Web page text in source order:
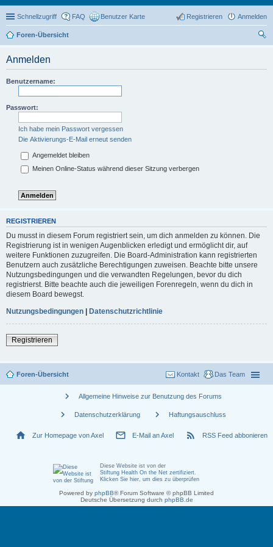
Schnellzugriff FAQ Benutzer Karte Anmelden
Registrieren
Foren-Übersicht
Anmelden
Benutzername:
Passwort:
Ich habe mein Passwort vergessen
Die Aktivierungs-E-Mail erneut senden
Angemeldet bleiben
Meinen Online-Status während dieser Sitzung verbergen
REGISTRIEREN
Du musst in diesem Forum registriert sein, um dich anmelden zu können. Die
Registrierung ist in wenigen Augenblicken erledigt und ermöglicht dir, auf
weitere Funktionen zuzugreifen. Die Board-Administration kann registrierten
Benutzern auch zusätzliche Berechtigungen zuweisen. Beachte bitte unsere
Nutzungsbedingungen und die verwandten Regelungen, bevor du dich
registrierst. Bitte beachte auch die jeweiligen Forenregeln, wenn du dich in
diesem Board bewegst.
Nutzungsbedingungen | Datenschutzrichtlinie
Registrieren
Foren-Übersicht Das Team
Kontakt
chevron_right Allgemeine Hinweise zur Benutzung des Forums
chevron_right Datenschutzerklärung chevron_right Haftungsauschluss
home Zur Homepage von Axel mail_outline E-Mail an Axel rss_feed RSS Feed abbonieren
Diese Website ist von der
Stiftung Health On the Net zertifiziert
Klicken Sie hier, um dies zu überprüfen
Powered by phpBB® Forum Software © phpBB Limited
Deutsche Übersetzung durch phpBB.de